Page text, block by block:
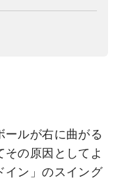
ールが右に曲がる
の原因としてよ
イン」のスイング